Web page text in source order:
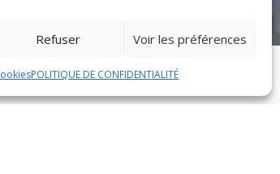
Refuser Voir les préférences
POLITIQUE DE CONFIDENTIALITÉ